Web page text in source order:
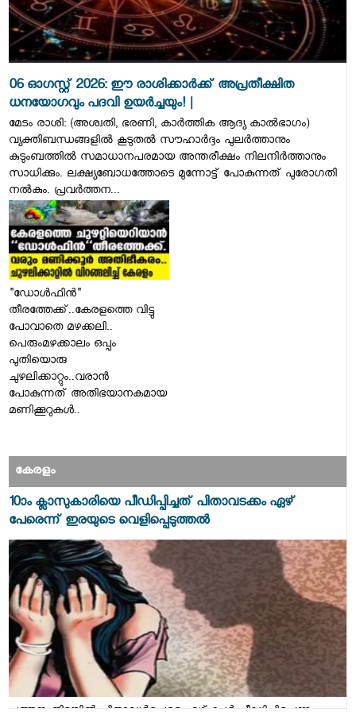
06 ഓഗസ്റ്റ് 2026: ഈ രാശിക്കാർക്ക് അപ്രതീക്ഷിത
ധനയോഗവും പദവി ഉയർച്ചയും! |
മേടം രാശി: (അശ്വതി, ഭരണി, കാർത്തിക ആദ്യ കാൽഭാഗം)
വ്യക്തിബന്ധങ്ങളിൽ കൂടുതൽ സൗഹാർദ്ദം പുലർത്താനും
കുടുംബത്തിൽ സമാധാനപരമായ അന്തരീക്ഷം നിലനിർത്താനും
സാധിക്കും. ലക്ഷ്യബോധത്തോടെ മുന്നോട്ട് പോകുന്നത് പുരോഗതി
നൽകും. പ്രവർത്തന...
"ഡോൾഫിൻ"
തീരത്തേക്ക്..കേരളത്തെ വിട്ടു
പോവാതെ മഴക്കലി..
പെരുംമഴക്കാലം ഒപ്പം
പുതിയൊരു
ചുഴലിക്കാറ്റും..വരാൻ
പോകുന്നത് അതിഭയാനകമായ
മണിക്കൂറുകൾ..
കേരളം
10ാം ക്ലാസുകാരിയെ പീഡിപ്പിച്ചത് പിതാവടക്കം ഏഴ്
പേരെന്ന് ഇരയുടെ വെളിപ്പെടുത്തല്‍